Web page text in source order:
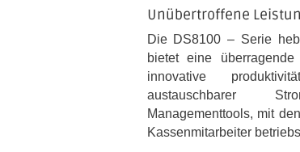
Unübertroffene
Die DS8100 – Serie
bietet eine
innovative
austauschbarer
Managementtools, mit
Kassenmitarbeiter